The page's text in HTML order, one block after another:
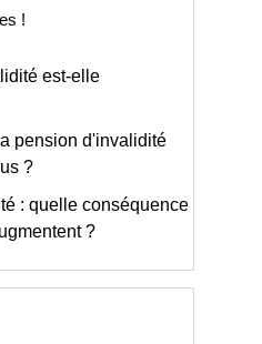
!
est-elle
pension d'invalidité
?
: quelle conséquence
?